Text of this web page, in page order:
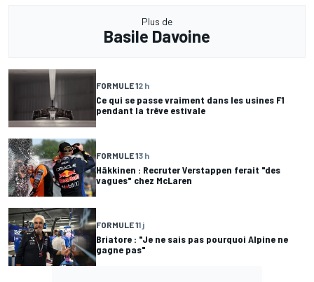
Plus de
Basile Davoine
FORMULE 12 h
Ce qui se passe vraiment dans les usines F1
pendant la trêve estivale
FORMULE 13 h
Häkkinen : Recruter Verstappen ferait "des
vagues" chez McLaren
FORMULE 11 j
Briatore : "Je ne sais pas pourquoi Alpine ne
gagne pas"